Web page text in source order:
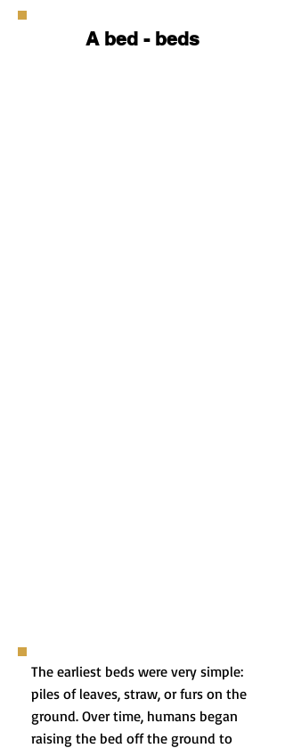
A bed - beds
The earliest beds were very simple:
piles of leaves, straw, or furs on the
ground. Over time, humans began
raising the bed off the ground to